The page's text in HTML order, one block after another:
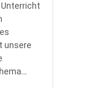
unsere